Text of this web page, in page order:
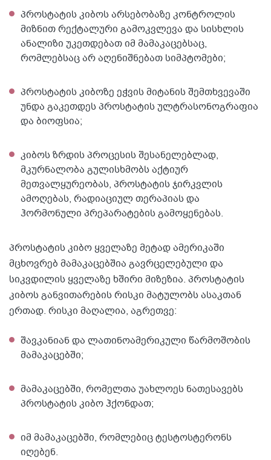
პროსტატის კიბოს არსებობაზე კონტროლის
მიზნით რექტალური გამოკვლევა და სისხლის
ანალიზი უკეთდებათ იმ მამაკაცებსაც,
რომლებსაც არ აღენიშნებათ სიმპტომები;
პროსტატის კიბოზე ეჭვის მიტანის შემთხვევაში
უნდა გაკეთდეს პროსტატის ულტრასონოგრაფია
და ბიოფსია;
კიბოს ზრდის პროცესის შესანელებლად,
მკურნალობა გულისხმობს აქტიურ
მეთვალყურეობას, პროსტატის ჯირკვლის
ამოღებას, რადიაციულ თერაპიას და
ჰორმონული პრეპარატების გამოყენებას.
პროსტატის კიბო ყველაზე მეტად ამერიკაში
მცხოვრებ მამაკაცებშია გავრცელებული და
სიკვდილის ყველაზე ხშირი მიზეზია. პროსტატის
კიბოს განვითარების რისკი მატულობს ასაკთან
ერთად. რისკი მაღალია, აგრეთვე:
შავკანიან და ლათინოამერიკული წარმოშობის
მამაკაცებში;
მამაკაცებში, რომელთა უახლოეს ნათესავებს
პროსტატის კიბო ჰქონდათ;
იმ მამაკაცებში, რომლებიც ტესტოსტერონს
იღებენ.